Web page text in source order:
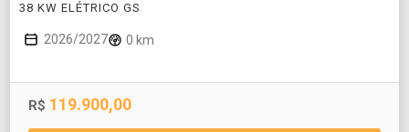
38 KW ELÉTRICO GS
2026/2027 0 km
R$ 119.900,00